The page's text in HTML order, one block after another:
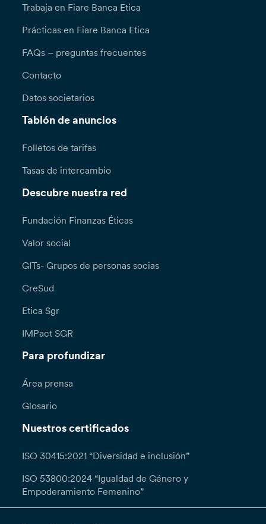
Trabaja en Fiare Banca Etica
Prácticas en Fiare Banca Etica
FAQs – preguntas frecuentes
Contacto
Datos societarios
Tablón de anuncios
Folletos de tarifas
Tasas de intercambio
Descubre nuestra red
Fundación Finanzas Éticas
Valor social
GITs- Grupos de personas socias
CreSud
Etica Sgr
IMPact SGR
Para profundizar
Área prensa
Glosario
Nuestros certificados
ISO 30415:2021 “Diversidad e inclusión”
ISO 53800:2024 “Igualdad de Género y
Empoderamiento Femenino”